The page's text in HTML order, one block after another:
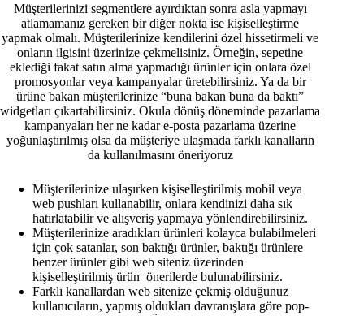
Müşterilerinizi segmentlere ayırdıktan sonra asla yapmayı
atlamamanız gereken bir diğer nokta ise kişiselleştirme
yapmak olmalı. Müşterilerinize kendilerini özel hissetirmeli ve
onların ilgisini üzerinize çekmelisiniz. Örneğin, sepetine
eklediği fakat satın alma yapmadığı ürünler için onlara özel
promosyonlar veya kampanyalar üretebilirsiniz. Ya da bir
ürüne bakan müşterilerinize “buna bakan buna da baktı”
widgetları çıkartabilirsiniz. Okula dönüş döneminde pazarlama
kampanyaları her ne kadar e-posta pazarlama üzerine
yoğunlaştırılmış olsa da müşteriye ulaşmada farklı kanalların
da kullanılmasını öneriyoruz
Müşterilerinize ulaşırken kişiselleştirilmiş mobil veya
web pushları kullanabilir, onlara kendinizi daha sık
hatırlatabilir ve alışveriş yapmaya yönlendirebilirsiniz.
Müşterilerinize aradıkları ürünleri kolayca bulabilmeleri
için çok satanlar, son baktığı ürünler, baktığı ürünlere
benzer ürünler gibi web siteniz üzerinden
kişiselleştirilmiş ürün önerilerde bulunabilirsiniz.
Farklı kanallardan web sitenize çekmiş olduğunuz
kullanıcıların, yapmış oldukları davranışlara göre pop-